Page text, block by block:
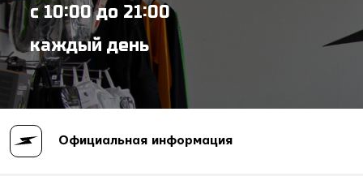
с 10:00 до 21:00
каждый день
Официальная информация